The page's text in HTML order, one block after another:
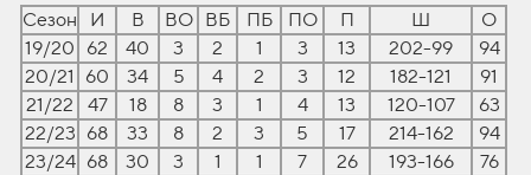
Сезон И В ВО ВБ ПБ ПО П Ш
О
19/20
62 40 3 2 1 3 13 202-99
94
20/21
60 34 5 4 2 3 12 182-121
91
21/22
47 18 8 3 1 4 13 120-107
63
22/23 68 33 8 2 3 5 17 214-162
94
23/24 68 30 3 1 1 7 26 193-166 76